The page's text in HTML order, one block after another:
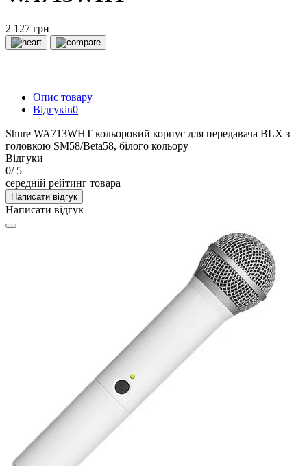
2 127 грн
Опис товару
Відгуків0
Shure WA713WHT кольоровий корпус для передавача BLX з
головкою SM58/Beta58, білого кольору
Відгуки
0/ 5
середній рейтинг товара
Написати відгук
Написати відгук